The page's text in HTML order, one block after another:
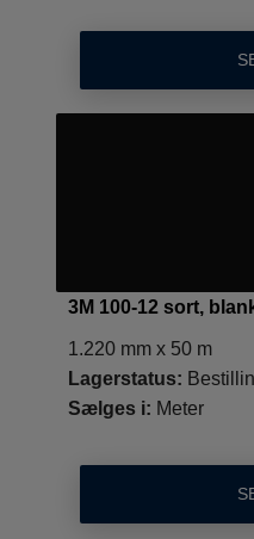
3M 100-12 sort,
1.220 mm x 50 m
Lagerstatus:
Sælges i: Meter